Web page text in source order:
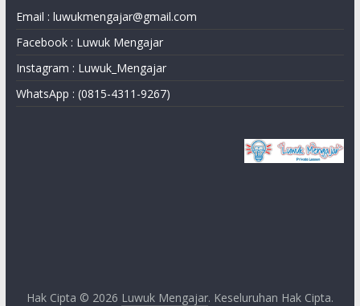
Email : luwukmengajar@gmail.com
Facebook : Luwuk Mengajar
Instagram : Luwuk_Mengajar
WhatsApp : (0815-4311-9267)
Hak Cipta © 2026 Luwuk Mengajar. Keseluruhan Hak Cipta.